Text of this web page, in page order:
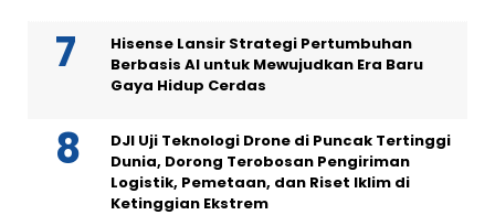
Hisense Lansir Strategi Pertumbuhan
Berbasis AI untuk Mewujudkan Era Baru
Gaya Hidup Cerdas
DJI Uji Teknologi Drone di Puncak Tertinggi
Dunia, Dorong Terobosan Pengiriman
Logistik, Pemetaan, dan Riset Iklim di
Ketinggian Ekstrem